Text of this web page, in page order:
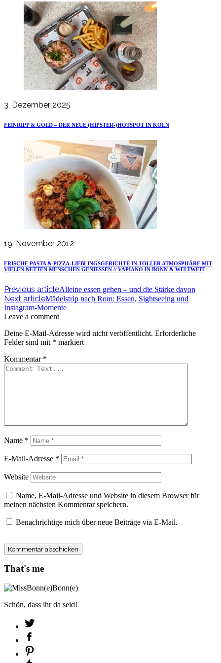
3. Dezember 2025
FEINRIPP & GOLD – DER NEUE (HIPSTER-)HOTSPOT IN KÖLN
19. November 2012
FRISCHE PASTA & PIZZA-LIEBLINGSGERICHTE IN TOLLER ATMOSPHÄRE MIT
VIELEN NETTEN MENSCHEN GENIESSEN // VAPIANO IN BONN & WELTWEIT
Previous articleAlleine essen gehen – und die Stärke davon
Next articleMädelstrip nach Rom: Essen, Sightseeing und
Instagram-Momente
Leave a comment
Deine E-Mail-Adresse wird nicht veröffentlicht. Erforderliche
Felder sind mit * markiert
Kommentar *
Name *
E-Mail-Adresse *
Website
Name, E-Mail-Adresse und Website in diesem Browser für
meinen nächsten Kommentar speichern.
Benachrichtige mich über neue Beiträge via E-Mail.
That's me
Schön, dass ihr da seid!